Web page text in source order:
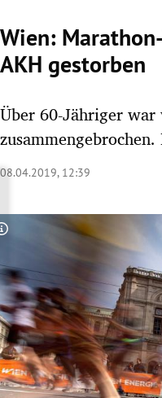
Untermenü
Untermenü
Untermenü
Untermenü
Untermenü
Wien:
AKH gestorben
Über 60-Jähriger war
08.04.2019, 12:39
Copyright-Hinweis öffnen/